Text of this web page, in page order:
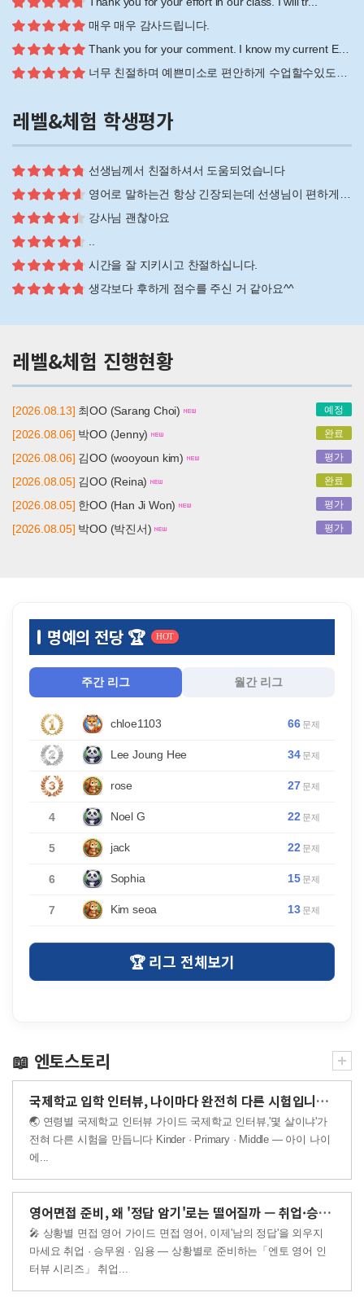
매우 매우 감사드립니다.
Thank you for your comment. I know my current Engl...
너무 친절하며 예쁜미소로 편안하게 수업할수있도록 지도해 주셔서 너무 감사합니다
레벨&체험 학생평가
선생님께서 친절하셔서 도움되었습니다
영어로 말하는건 항상 긴장되는데 선생님이 편하게 대해주셔서 감사했습니다
강사님 괜찮아요
시간을 잘 지키시고 찬절하십니다.
생각보다 후하게 점수를 주신 거 같아요^^
레벨&체험 진행현황
[2026.08.13] 최OO (Sarang Choi) 예정
[2026.08.06] 박OO (Jenny) 완료
[2026.08.06] 김OO (wooyoun kim) 평가
[2026.08.05] 김OO (Reina) 완료
[2026.08.05] 한OO (Han Ji Won) 평가
[2026.08.05] 박OO (박진서) 평가
명예의 전당 🏆 HOT
주간 리그 월간 리그
chloe1103 66문제
Lee Joung Hee 34문제
rose 27 문제
4 Noel G 22 문제
5 jack 22 문제
6 Sophia 15문제
7 Kim seoa 13문제
🏆 리그 전체보기
📖 엔토스토리
국제학교 입학 인터뷰, 나이마다 완전히 다른 시험입니다 — ..
🌏 연령별 국제학교 인터뷰 가이드 국제학교 인터뷰,'몇 살이냐'가
전혀 다른 시험을 만듭니다 Kinder · Primary · Middle — 아이 나이
에...
영어면접 준비, 왜 '정답 암기'로는 떨어질까 — 취업·승무..
🎤 상황별 면접 영어 가이드 면접 영어, 이제'남의 정답'을 외우지
마세요 취업 · 승무원 · 임용 — 상황별로 준비하는「엔토 영어 인
터뷰 시리즈」 취업...